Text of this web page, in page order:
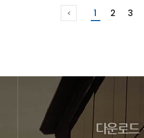
1 2 3
다운로드